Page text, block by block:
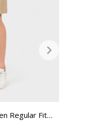
Regular Fit